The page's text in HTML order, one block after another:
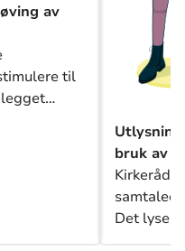
av
til
bruk av
Det lyses